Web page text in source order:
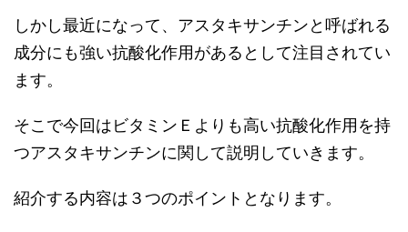
しかし最近になって、アスタキサンチンと呼ばれる
成分にも強い抗酸化作用があるとして注目されてい
ます。
そこで今回はビタミンＥよりも高い抗酸化作用を持
つアスタキサンチンに関して説明していきます。
紹介する内容は３つのポイントとなります。